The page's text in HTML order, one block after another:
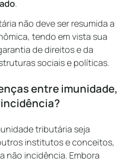
.
não deve ser resumida a
tendo em vista sua
de direitos e da
sociais e políticas.
entre imunidade,
tributária seja
institutos e conceitos,
não incidência. Embora